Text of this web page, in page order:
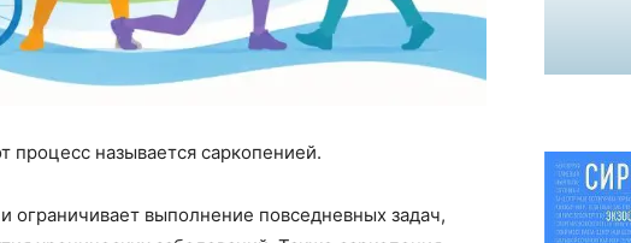
процесс называется саркопенией.
выполнение повседневных задач,